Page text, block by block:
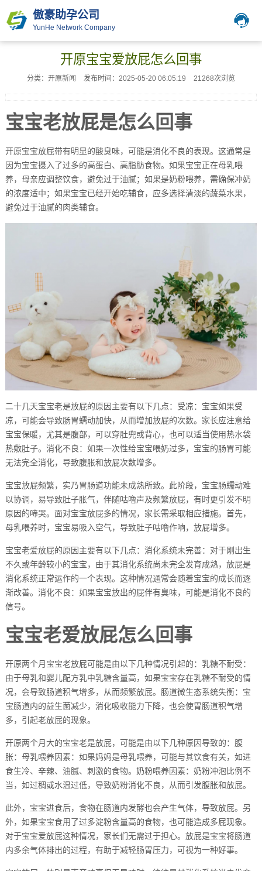
傲豪助孕公司
YunHe Network Company
开原宝宝爱放屁怎么回事
分类：开原新闻 发布时间：2025-05-20 06:05:19 21268次浏览
宝宝老放屁是怎么回事
开原宝宝放屁带有明显的酸臭味，可能是消化不良的表现。这通常是
因为宝宝摄入了过多的高蛋白、高脂肪食物。如果宝宝正在母乳喂
养，母亲应调整饮食，避免过于油腻；如果是奶粉喂养，需确保冲奶
的浓度适中；如果宝宝已经开始吃辅食，应多选择清淡的蔬菜水果，
避免过于油腻的肉类辅食。
二十几天宝宝老是放屁的原因主要有以下几点：受凉：宝宝如果受
凉，可能会导致肠胃蠕动加快，从而增加放屁的次数。家长应注意给
宝宝保暖，尤其是腹部，可以穿肚兜或背心，也可以适当使用热水袋
热敷肚子。消化不良：如果一次性给宝宝喂奶过多，宝宝的肠胃可能
无法完全消化，导致腹胀和放屁次数增多。
宝宝放屁频繁，实乃胃肠道功能未成熟所致。此阶段，宝宝肠蠕动难
以协调，易导致肚子胀气，伴随咕噜声及频繁放屁，有时更引发不明
原因的啼哭。面对宝宝放屁多的情况，家长需采取相应措施。首先，
母乳喂养时，宝宝易吸入空气，导致肚子咕噜作响，放屁增多。
宝宝老爱放屁的原因主要有以下几点：消化系统未完善：对于刚出生
不久或年龄较小的宝宝，由于其消化系统尚未完全发育成熟，放屁是
消化系统正常运作的一个表现。这种情况通常会随着宝宝的成长而逐
渐改善。消化不良：如果宝宝放出的屁伴有臭味，可能是消化不良的
信号。
宝宝老爱放屁怎么回事
开原两个月宝宝老放屁可能是由以下几种情况引起的：乳糖不耐受：
由于母乳和婴儿配方乳中乳糖含量高，如果宝宝存在乳糖不耐受的情
况，会导致肠道积气增多，从而频繁放屁。肠道微生态系统失衡：宝
宝肠道内的益生菌减少，消化吸收能力下降，也会使胃肠道积气增
多，引起老放屁的现象。
开原两个月大的宝宝老是放屁，可能是由以下几种原因导致的：腹
胀：母乳喂养因素：如果妈妈是母乳喂养，可能与其饮食有关，如进
食生冷、辛辣、油腻、刺激的食物。奶粉喂养因素：奶粉冲泡比例不
当，如过稠或水温过低，导致奶粉消化不良，从而引发腹胀和放屁。
此外，宝宝进食后，食物在肠道内发酵也会产生气体，导致放屁。另
外，如果宝宝食用了过多淀粉含量高的食物，也可能造成多屁现象。
对于宝宝爱放屁这种情况，家长们无需过于担心。放屁是宝宝将肠道
内多余气体排出的过程，有助于减轻肠胃压力，可视为一种好事。